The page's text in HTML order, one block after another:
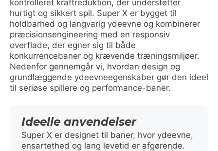
kontrolleret kraftreduktion, der understøtter
hurtigt og sikkert spil. Super X er bygget til
holdbarhed og langvarig ydeevne og kombinerer
præcisionsengineering med en responsiv
overflade, der egner sig til både
konkurrencebaner og krævende træningsmiljøer.
Nedenfor gennemgår vi, hvordan design og
grundlæggende ydeevneegenskaber gør den ideel
til seriøse spillere og performance-baner.
Ideelle anvendelser
Super X er designet til baner, hvor ydeevne,
ensartethed og lang levetid er afgørende.